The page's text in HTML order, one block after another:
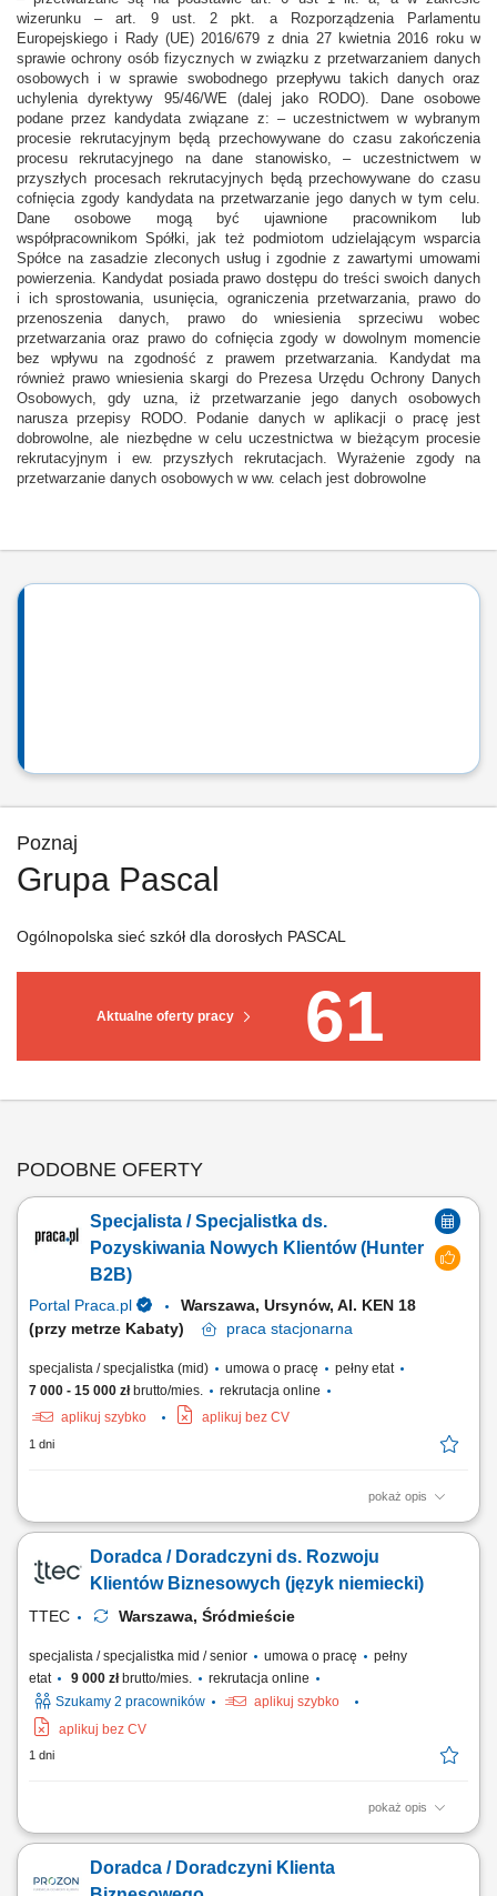
wizerunku – art. 9 ust. 2 pkt. a Rozporządzenia Parlamentu
Europejskiego i Rady (UE) 2016/679 z dnia 27 kwietnia 2016 roku w
sprawie ochrony osób fizycznych w związku z przetwarzaniem danych
osobowych i w sprawie swobodnego przepływu takich danych oraz
uchylenia dyrektywy 95/46/WE (dalej jako RODO). Dane osobowe
podane przez kandydata związane z: – uczestnictwem w wybranym
procesie rekrutacyjnym będą przechowywane do czasu zakończenia
procesu rekrutacyjnego na dane stanowisko, – uczestnictwem w
przyszłych procesach rekrutacyjnych będą przechowywane do czasu
cofnięcia zgody kandydata na przetwarzanie jego danych w tym celu.
Dane osobowe mogą być ujawnione pracownikom lub
współpracownikom Spółki, jak też podmiotom udzielającym wsparcia
Spółce na zasadzie zleconych usług i zgodnie z zawartymi umowami
powierzenia. Kandydat posiada prawo dostępu do treści swoich danych
i ich sprostowania, usunięcia, ograniczenia przetwarzania, prawo do
przenoszenia danych, prawo do wniesienia sprzeciwu wobec
przetwarzania oraz prawo do cofnięcia zgody w dowolnym momencie
bez wpływu na zgodność z prawem przetwarzania. Kandydat ma
również prawo wniesienia skargi do Prezesa Urzędu Ochrony Danych
Osobowych, gdy uzna, iż przetwarzanie jego danych osobowych
narusza przepisy RODO. Podanie danych w aplikacji o pracę jest
dobrowolne, ale niezbędne w celu uczestnictwa w bieżącym procesie
rekrutacyjnym i ew. przyszłych rekrutacjach. Wyrażenie zgody na
przetwarzanie danych osobowych w ww. celach jest dobrowolne
Poznaj
Grupa Pascal
Aktualne oferty pracy 61
Ogólnopolska sieć szkół dla dorosłych PASCAL
PODOBNE OFERTY
Specjalista / Specjalistka ds.
Pozyskiwania Nowych Klientów (Hunter
B2B)
Portal Praca.pl
Warszawa, Ursynów, Al. KEN 18
(przy metrze Kabaty)
praca stacjonarna
specjalista / specjalistka (mid) umowa o pracę
pełny etat
7 000 - 15 000 złbrutto/mies.
rekrutacja online
aplikuj szybko
aplikuj bez CV
1 dni
pokaż opis
Zakres obowiązków: Będziesz pierwszą osobą, z którą rozmawia klient.
i odpowiednie wsparcie. szybkie nawiązywanie kontaktu z klientami
przekazanymi do obsługi, diagnozowanie potrzeb i ocena gotowości
Doradca / Doradczyni ds. Rozwoju
Klientów Biznesowych (język niemiecki)
TTEC Warszawa, Śródmieście
specjalista / specjalistka mid / senior umowa o pracę
pełny
etat
9 000 złbrutto/mies.
rekrutacja online
Szukamy 2 pracowników
aplikuj szybko
aplikuj bez CV
1 dni
pokaż opis
Opis stanowiska pozyskiwanie informacji o potencjalnych klientach i
oraz budowanie zainteresowania ofertą, współpraca z zespołem
sprzedaży w zakresie przygotowywania nowych możliwości
Doradca / Doradczyni Klienta